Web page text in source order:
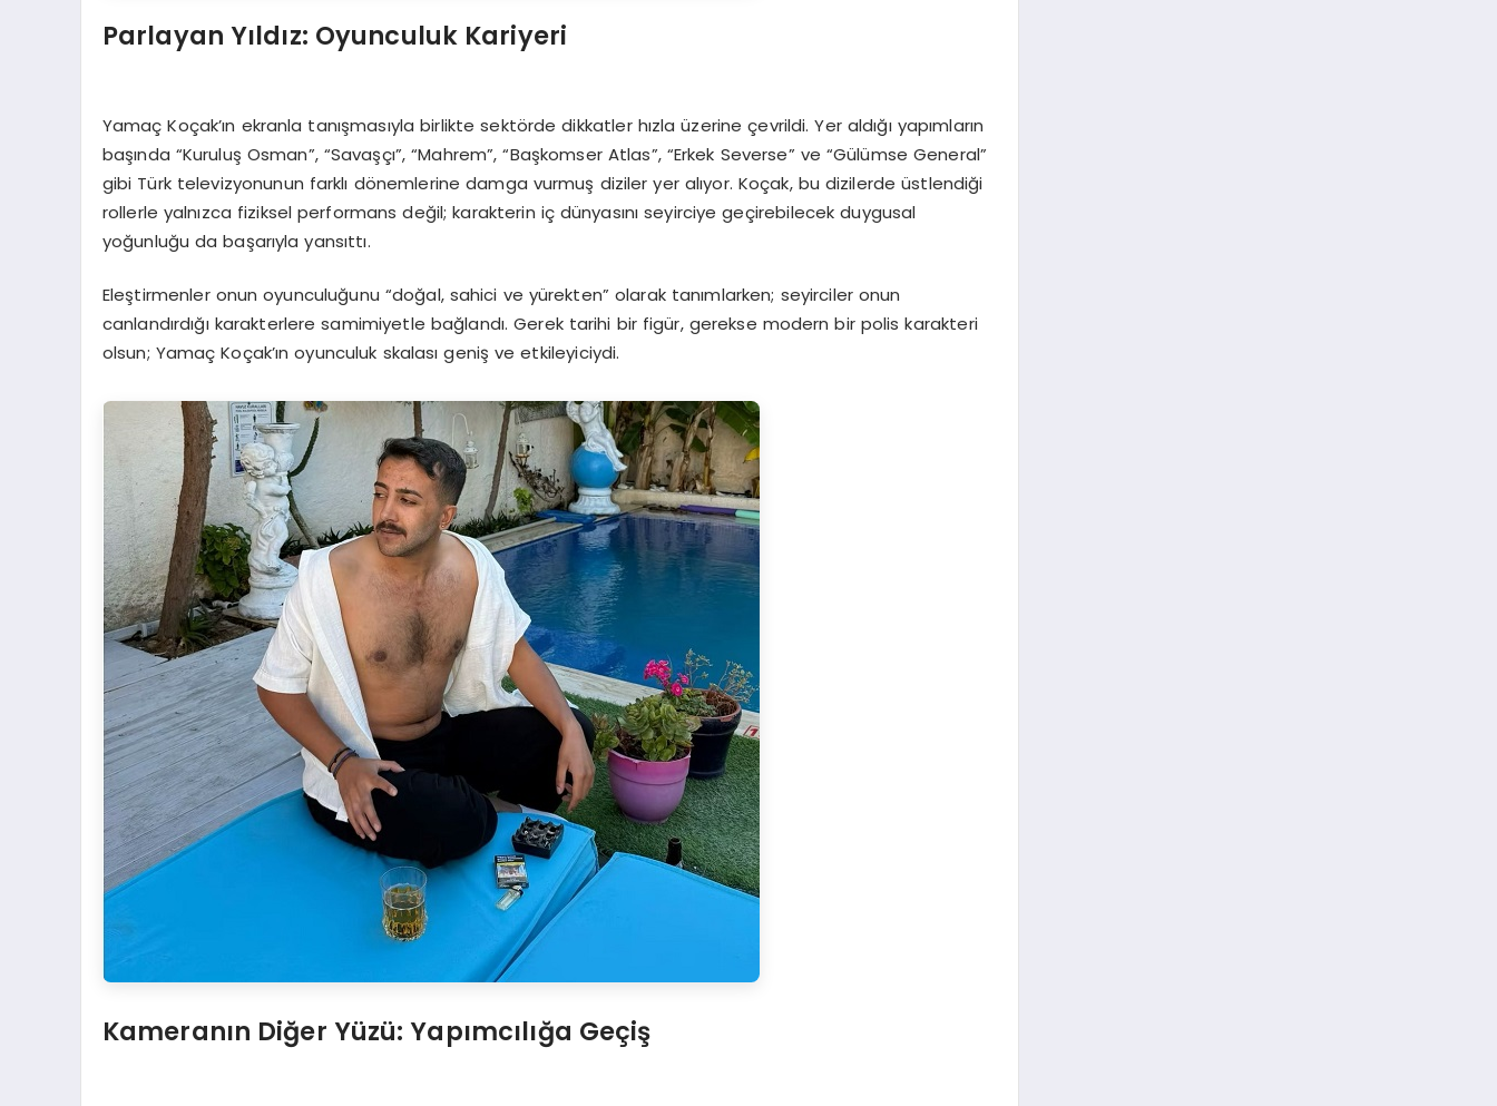
Parlayan Yıldız: Oyunculuk Kariyeri
Yamaç Koçak’ın ekranla tanışmasıyla birlikte sektörde dikkatler hızla üzerine çevrildi. Yer aldığı yapımların
başında “Kuruluş Osman”, “Savaşçı”, “Mahrem”, “Başkomser Atlas”, “Erkek Severse” ve “Gülümse General”
gibi Türk televizyonunun farklı dönemlerine damga vurmuş diziler yer alıyor. Koçak, bu dizilerde üstlendiği
rollerle yalnızca fiziksel performans değil; karakterin iç dünyasını seyirciye geçirebilecek duygusal
yoğunluğu da başarıyla yansıttı.
Eleştirmenler onun oyunculuğunu “doğal, sahici ve yürekten” olarak tanımlarken; seyirciler onun
canlandırdığı karakterlere samimiyetle bağlandı. Gerek tarihi bir figür, gerekse modern bir polis karakteri
olsun; Yamaç Koçak’ın oyunculuk skalası geniş ve etkileyiciydi.
Kameranın Diğer Yüzü: Yapımcılığa Geçiş